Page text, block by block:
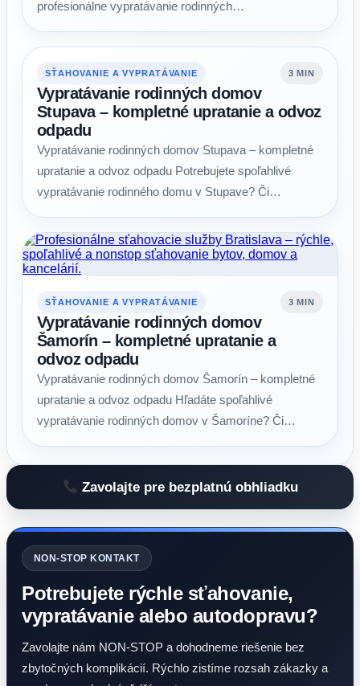
profesionálne vypratávanie rodinných…
SŤAHOVANIE A VYPRATÁVANIE 3 MIN
Vypratávanie rodinných domov
Stupava – kompletné upratanie a odvoz
odpadu
Vypratávanie rodinných domov Stupava – kompletné
upratanie a odvoz odpadu Potrebujete spoľahlivé
vypratávanie rodinného domu v Stupave? Či…
SŤAHOVANIE A VYPRATÁVANIE 3 MIN
Vypratávanie rodinných domov
Šamorín – kompletné upratanie a
odvoz odpadu
Vypratávanie rodinných domov Šamorín – kompletné
upratanie a odvoz odpadu Hľadáte spoľahlivé
vypratávanie rodinných domov v Šamoríne? Či…
Zavolajte pre bezplatnú obhliadku
NON-STOP KONTAKT
Potrebujete rýchle sťahovanie,
vypratávanie alebo autodopravu?
Zavolajte nám NON-STOP a dohodneme riešenie bez
zbytočných komplikácií. Rýchlo zistíme rozsah zákazky a